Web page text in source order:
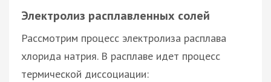
Электролиз расплавленных солей
Рассмотрим процесс электролиза расплава
хлорида натрия. В расплаве идет процесс
термической диссоциации: